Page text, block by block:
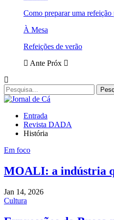
Como preparar uma refeição
À Mesa
Refeições de verão
Ante Próx
Entrada
Revista DADA
História
Em foco
MOALI: a indústria
Jan 14, 2026
Cultura